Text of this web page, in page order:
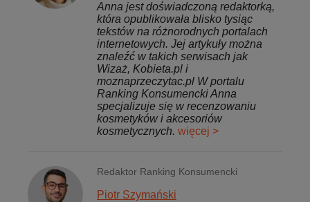
Anna jest doświadczoną redaktorką,
która opublikowała blisko tysiąc
tekstów na różnorodnych portalach
internetowych. Jej artykuły można
znaleźć w takich serwisach jak
Wizaż, Kobieta.pl i
moznaprzeczytac.pl W portalu
Ranking Konsumencki Anna
specjalizuje się w recenzowaniu
kosmetyków i akcesoriów
kosmetycznych. więcej >
Redaktor Ranking Konsumencki
Piotr Szymański